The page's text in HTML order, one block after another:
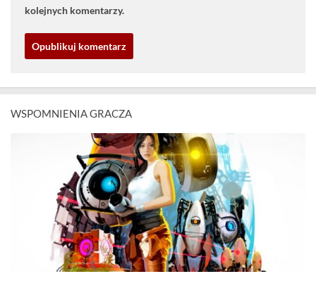
kolejnych komentarzy.
WSPOMNIENIA GRACZA